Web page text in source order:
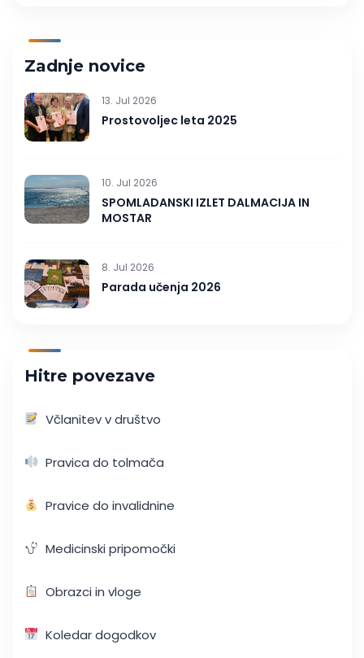
Zadnje novice
13. Jul 2026
Prostovoljec leta 2025
10. Jul 2026
SPOMLADANSKI IZLET DALMACIJA IN
MOSTAR
8. Jul 2026
Parada učenja 2026
Hitre povezave
Včlanitev v društvo
Pravica do tolmača
Pravice do invalidnine
Medicinski pripomočki
Obrazci in vloge
Koledar dogodkov